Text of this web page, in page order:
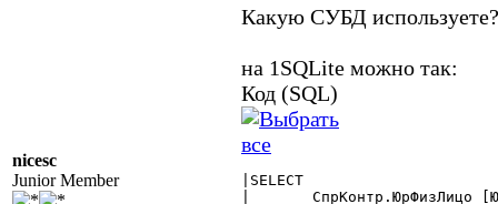
nicesc
Junior Member
Какую СУБД используете?
на 1SQLite можно так:
Код (SQL)
|SELECT